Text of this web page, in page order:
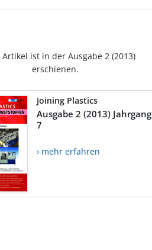
Artikel ist in der Ausgabe 2 (2013)
erschienen.
Joining Plastics
Ausgabe 2 (2013) Jahrgang
7
› mehr erfahren